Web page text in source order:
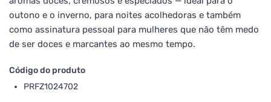
outono e o inverno, para noites acolhedoras e também
como assinatura pessoal para mulheres que não têm medo
de ser doces e marcantes ao mesmo tempo.
Código do produto
PRFZ1024702